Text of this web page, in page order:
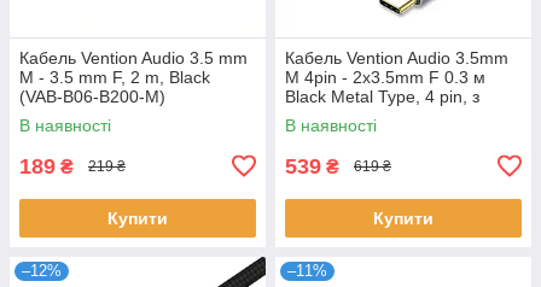
Кабель Vention Audio 3.5 mm
M - 3.5 mm F, 2 m, Black
(VAB-B06-B200-M)
В наявності
189 ₴ 219 ₴
Купити
Кабель Vention Audio 3.5mm
M 4pin - 2x3.5mm F 0.3 м
Black Metal Type, 4 pin, з
підтримкою мікрофона,
стерео
В наявності
539 ₴ 619 ₴
Купити
–12% –11%